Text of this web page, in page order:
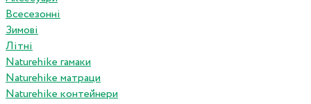
Всесезонні
Зимові
Літні
Naturehike гамаки
Naturehike матраци
Naturehike контейнери